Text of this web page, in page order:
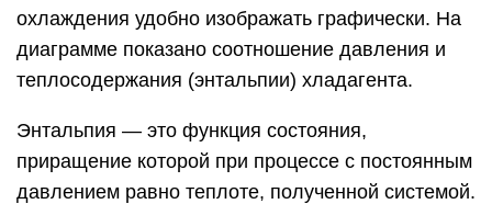
охлаждения удобно изображать графически. На
диаграмме показано соотношение давления и
теплосодержания (энтальпии) хладагента.
Энтальпия — это функция состояния,
приращение которой при процессе с постоянным
давлением равно теплоте, полученной системой.